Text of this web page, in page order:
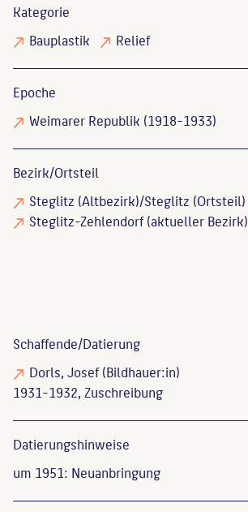
Kategorie
Bauplastik
Relief
Epoche
Weimarer Republik (1918-1933)
Bezirk/Ortsteil
Steglitz (Altbezirk)/Steglitz (Ortsteil)
Steglitz-Zehlendorf (aktueller Bezirk)
Schaffende/Datierung
Dorls, Josef(Bildhauer:in)
1931-1932, Zuschreibung
Datierungs­hinweise
um 1951: Neuanbringung